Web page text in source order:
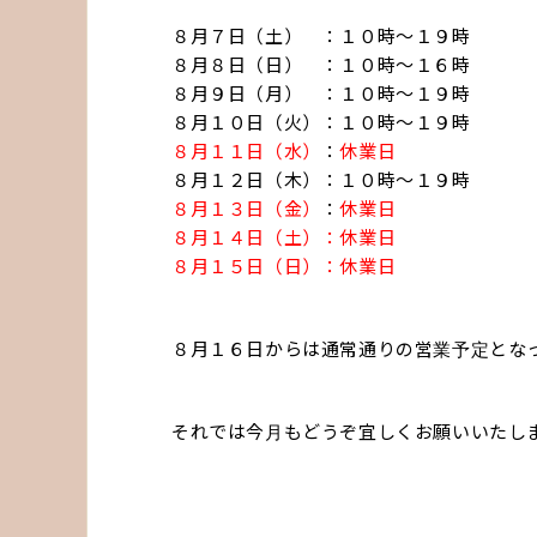
８月７日（土） ：１０時〜１９時
８月８日（日） ：１０時〜１６時
８月９日（月） ：１０時〜１９時
８月１０日（火）：１０時〜１９時
８月１１日（水）
：休業日
８月１２日（木）：１０時〜１９時
８月１３日（金）
：休業日
８月１４日（土）：休業日
８月１５日（日）：休業日
８月１６日からは通常通りの営業予定とな
それでは今月もどうぞ宜しくお願いいたし